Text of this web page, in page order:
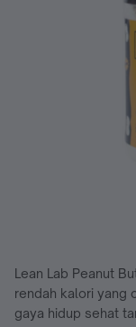
Lean Lab Peanut
rendah kalori yang
gaya hidup sehat